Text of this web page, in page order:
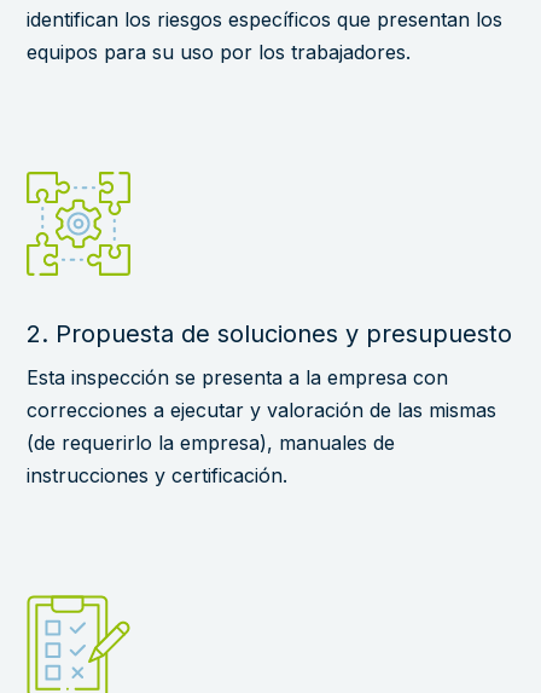
identifican los riesgos específicos que presentan los
equipos para su uso por los trabajadores.
2. Propuesta de soluciones y presupuesto
Esta inspección se presenta a la empresa con
correcciones a ejecutar y valoración de las mismas
(de requerirlo la empresa), manuales de
instrucciones y certificación.